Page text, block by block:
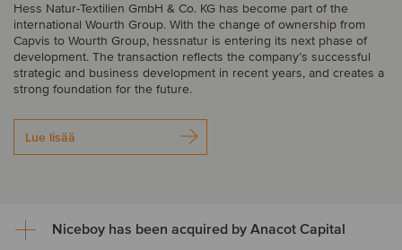
Hess Natur-Textilien GmbH & Co. KG has become part of the
international Wourth Group. With the change of ownership from
Capvis to Wourth Group, hessnatur is entering its next phase of
development. The transaction reflects the company’s successful
strategic and business development in recent years, and creates a
strong foundation for the future.
Lue lisää
Niceboy has been acquired by Anacot Capital